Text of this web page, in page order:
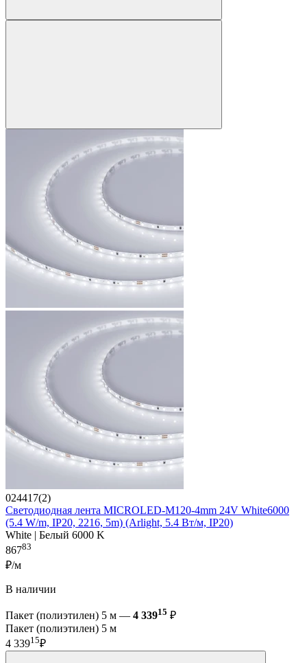
024417(2)
Светодиодная лента MICROLED-M120-4mm 24V White6000
(5.4 W/m, IP20, 2216, 5m) (Arlight, 5.4 Вт/м, IP20)
White | Белый 6000 K
86783
₽/м
В наличии
Пакет (полиэтилен) 5 м — 4 33915 ₽
Пакет (полиэтилен) 5 м
4 33915₽